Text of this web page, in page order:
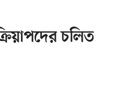
চলিত